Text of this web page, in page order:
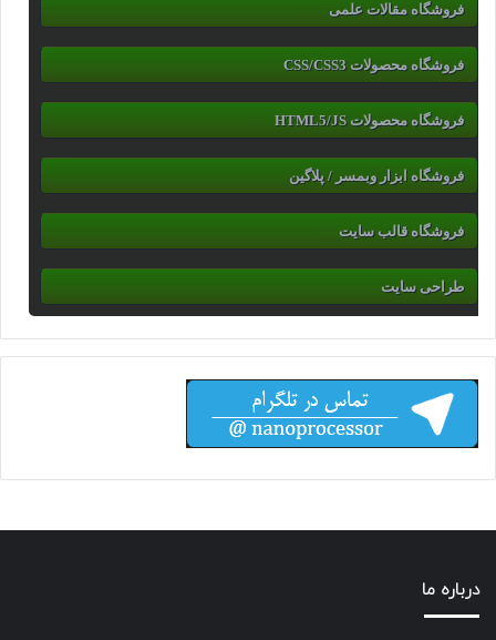
فروشگاه مقالات علمی
فروشگاه محصولات CSS/CSS3
فروشگاه محصولات HTML5/JS
فروشگاه ابزار وبمسر / پلاگین
فروشگاه قالب سایت
طراحی سایت
درباره ما